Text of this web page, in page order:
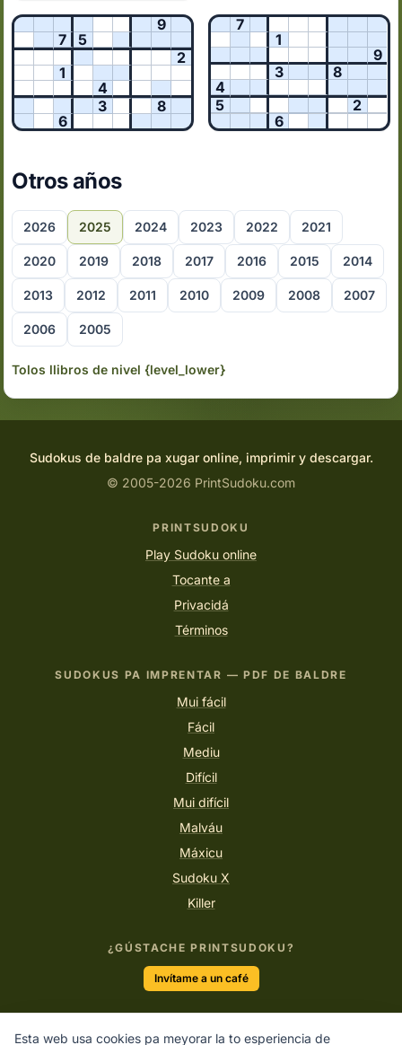
Esta web usa cookies pa meyorar la to esperiencia de
9
7
5
2
1
4
3
8
6
7
1
9
3
8
4
5
2
6
Otros años
2026 2025 2024 2023 2022 2021
2020 2019 2018 2017 2016 2015 2014
2013 2012 2011 2010 2009 2008 2007
2006 2005
Tolos llibros de nivel {level_lower}
Sudokus de baldre pa xugar online, imprimir y descargar.
© 2005-2026 PrintSudoku.com
PRINTSUDOKU
Play Sudoku online
Tocante a
Privacidá
Términos
SUDOKUS PA IMPRENTAR — PDF DE BALDRE
Mui fácil
Fácil
Mediu
Difícil
Mui difícil
Malváu
Máxicu
Sudoku X
Killer
¿GÚSTACHE PRINTSUDOKU?
Invítame a un café